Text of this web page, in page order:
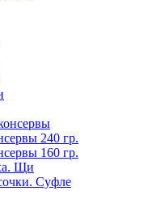
240 гр.
160 гр.
Щи
Суфле